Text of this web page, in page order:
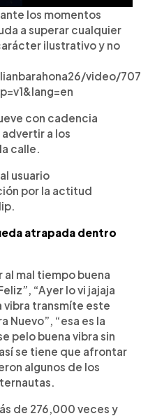
los momentos
a superar cualquier
ilustrativo y no
video/
con cadencia
a los
calle.
usuario
por la actitud
atrapada dentro
al mal tiempo buena
“Ayer lo vi jajaja
vibra transmíte este
Nuevo”, “esa es la
pelo buena vibra sin
se tiene que afrontar
algunos de los
de 276,000 veces y